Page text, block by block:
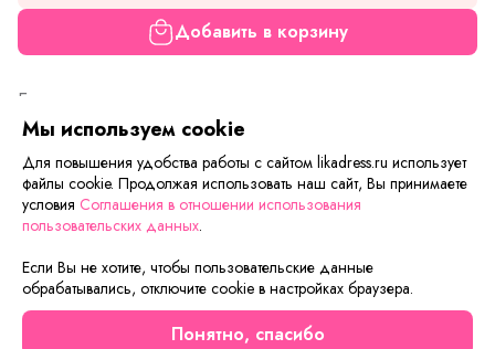
Добавить в корзину
Если вам нужна только эта модель, можете
воспользоваться функцией «Быстрый заказ».
Заполните форму, и через короткое время вам
перезвонит менеджер. Он уточнит все условия заказа,
ответит на вопросы, а также подскажет о вариантах
оплаты и доставки.
Описание товараХарактеристики товараОтзывы
Мы используем cookie
Для повышения удобства работы с сайтом likadress.ru использует
файлы cookie. Продолжая использовать наш сайт, Вы принимаете
условия Соглашения в отношении использования
пользовательских данных.
Если Вы не хотите, чтобы пользовательские данные
обрабатывались, отключите cookie в настройках браузера.
Понятно, спасибо